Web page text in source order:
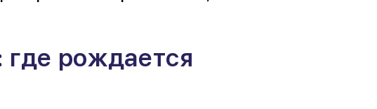
рождается